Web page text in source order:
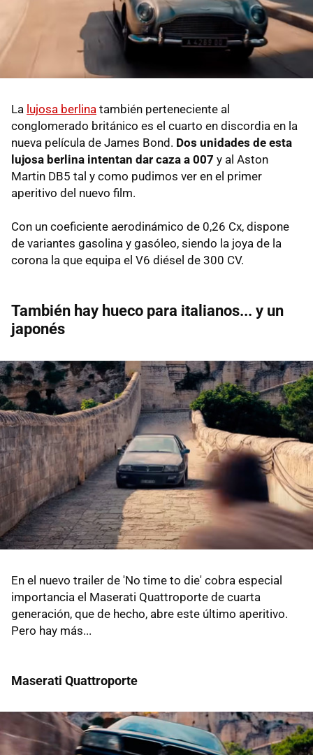
La lujosa berlina también perteneciente al
conglomerado británico es el cuarto en discordia en la
nueva película de James Bond. Dos unidades de esta
lujosa berlina intentan dar caza a 007 y al Aston
Martin DB5 tal y como pudimos ver en el primer
aperitivo del nuevo film.
Con un coeficiente aerodinámico de 0,26 Cx, dispone
de variantes gasolina y gasóleo, siendo la joya de la
corona la que equipa el V6 diésel de 300 CV.
También hay hueco para italianos... y un
japonés
En el nuevo trailer de 'No time to die' cobra especial
importancia el Maserati Quattroporte de cuarta
generación, que de hecho, abre este último aperitivo.
Pero hay más...
Maserati Quattroporte